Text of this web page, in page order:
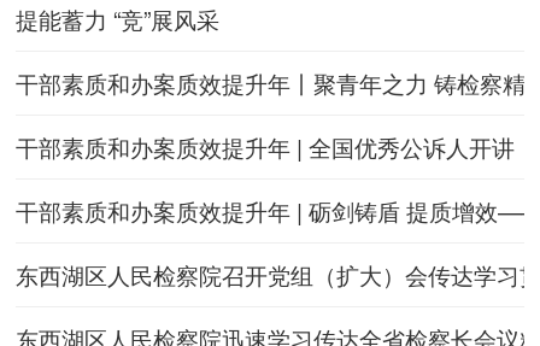
提能蓄力 “竞”展风采
干部素质和办案质效提升年丨聚青年之力 铸检察
干部素质和办案质效提升年 | 全国优秀公诉人开讲
干部素质和办案质效提升年 | 砺剑铸盾 提质增效
东西湖区人民检察院召开党组（扩大）会传达学习
东西湖区人民检察院迅速学习传达全省检察长会议